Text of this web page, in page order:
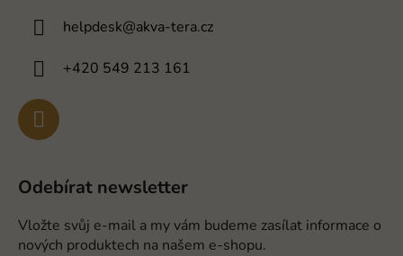
helpdesk@akva-tera.cz
+420 549 213 161
Odebírat newsletter
Vložte svůj e-mail a my vám budeme zasílat informace o
nových produktech na našem e-shopu.